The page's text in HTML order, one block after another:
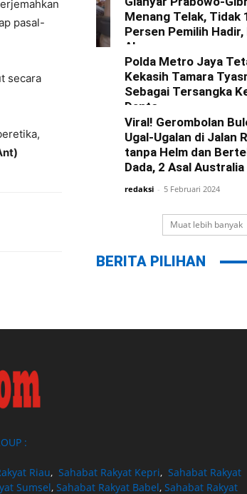
pasal-
secara
Menang Telak, Tidak
Persen Pemilih Hadir,
Alasannya
redaksi - 22 Februari 2024
Polda Metro Jaya
Kekasih Tamara
Sebagai Tersangka
Dante
redaksi - 12 Februari 2024
Viral! Gerombolan
Ugal-Ugalan di Jalan
tanpa Helm dan
Dada, 2 Asal Australia
redaksi - 5 Februari 2024
Muat lebih banyak
BERITA PILIHAN
:
Riau, Sahabat Rakyat Kepri, Sahabat Rakyat
Sumsel,Sahabat Rakyat Babel,Sahabat Rakyat